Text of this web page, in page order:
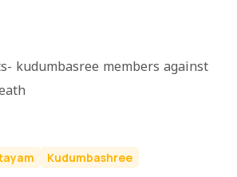
kudumbasree members against
Kudumbashree